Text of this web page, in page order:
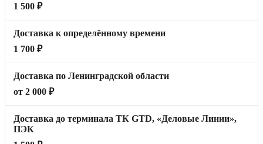
1 500 ₽
Доставка к определённому времени
1 700 ₽
Доставка по Ленинградской области
от 2 000 ₽
Доставка до терминала ТК GTD, «Деловые Линии»,
ПЭК